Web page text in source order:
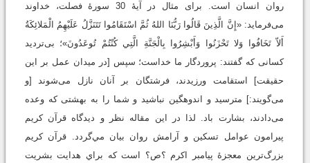
روان انسان است. برای مثال در آیۀ‌ 30 سورۀ فصلت، خداوند
می‌فرماید: «إِنَّ الَّذِينَ قَالُوا رَبُّنَا اللهُ ثُمَّ اسْتَقَامُوا تَتَنَزَّلُ عَلَيْهِمُ الْمَلائِكَةُ
أَلاّ تَخَافُوا وَلا تَحْزَنُوا وَأَبْشِرُوا بِالْجَنَّةِ الَّتِي كُنْتُمْ تُوعَدُونَ»؛ بی‌تردید
کسانی که گفتند: پروردگار ما خداست؛ سپس [در میدان عمل بر این
حقیقت] استقامت ورزیدند، فرشتگان بر آنان نازل می‌شوند [و
می‌گویند:] مترسید و اندوهگین نباشید و شما را به بهشتی که وعده
می‌دادند، بشارت باد. لذا در اين مقاله نظر و ديدگاه قرآن کريم
پيرامون عوامل تسکين و آرامش روان بيان مي‌گردد. قرآن کریم
بزرگ‌ترین معجزۀ پیامبر اکرم ؟ص؟ است که براي هدایت بشریت